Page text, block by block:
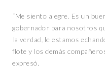
“Me siento alegre. Es un
gobernador para nosotros
la verdad, le estamos
flote y los demás
expresó.